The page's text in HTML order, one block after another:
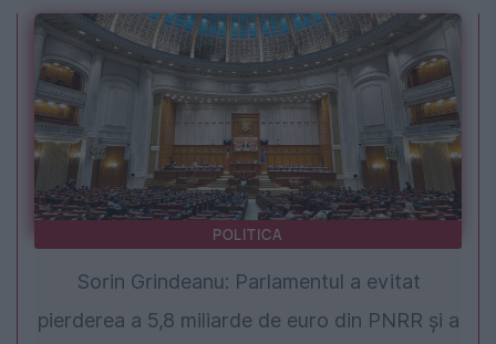
POLITICA
Sorin Grindeanu: Parlamentul a evitat
pierderea a 5,8 miliarde de euro din PNRR și a